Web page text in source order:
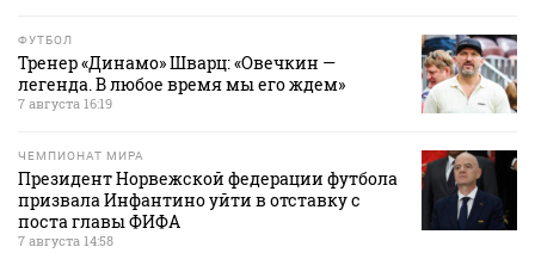
ФУТБОЛ
Тренер «Динамо» Шварц: «Овечкин —
легенда. В любое время мы его ждем»
7 августа 16:19
ЧЕМПИОНАТ МИРА
Президент Норвежской федерации футбола
призвала Инфантино уйти в отставку с
поста главы ФИФА
7 августа 14:58